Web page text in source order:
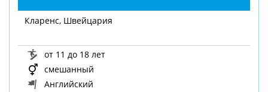
Кларенс, Швейцария
от 11 до 18 лет
смешанный
Английский